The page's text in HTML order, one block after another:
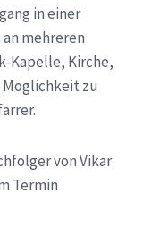
in einer
mehreren
Kapelle, Kirche,
zu
von Vikar
Termin